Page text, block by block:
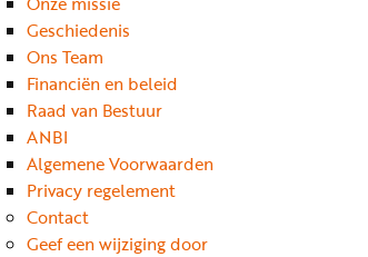
Geschiedenis
Ons Team
Financiën en beleid
Raad van Bestuur
ANBI
Algemene Voorwaarden
Privacy regelement
Contact
Geef een wijziging door